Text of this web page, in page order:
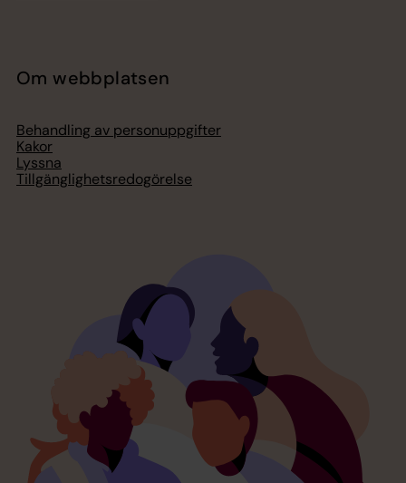
Om webbplatsen
Behandling av personuppgifter
Kakor
Lyssna
Tillgänglighetsredogörelse